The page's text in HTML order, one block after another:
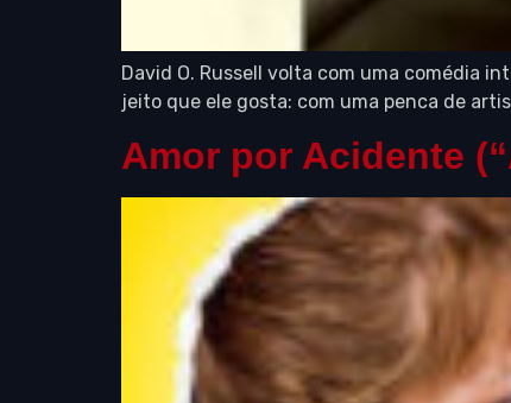
David O. Russell volta com uma comédia
jeito que ele gosta: com uma penca de
Amor por Acidente